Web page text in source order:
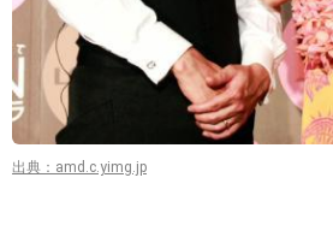
出典：amd.c.yimg.jp